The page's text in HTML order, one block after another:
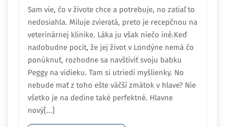
Sam vie, čo v živote chce a potrebuje, no zatiaľ to
nedosiahla. Miluje zvieratá, preto je recepčnou na
veterinárnej klinike. Láka ju však niečo iné.Keď
nadobudne pocit, že jej život v Londýne nemá čo
ponúknuť, rozhodne sa navštíviť svoju babku
Peggy na vidieku. Tam si utriedi myšlienky. No
nebude mať z toho ešte väčší zmätok v hlave? Nie
všetko je na dedine také perfektné. Hlavne
nový[...]